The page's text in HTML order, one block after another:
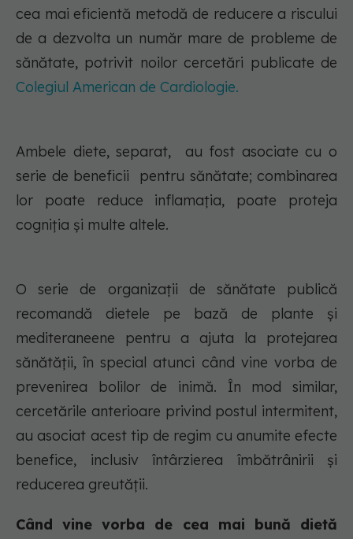
cea mai eficientă metodă de reducere a riscului
de a dezvolta un număr mare de probleme de
sănătate, potrivit noilor cercetări publicate de
Colegiul American de Cardiologie.
Ambele diete, separat, au fost asociate cu o
serie de beneficii pentru sănătate; combinarea
lor poate reduce inflamația, poate proteja
cogniția și multe altele.
O serie de organizații de sănătate publică
recomandă dietele pe bază de plante și
mediteraneene pentru a ajuta la protejarea
sănătății, în special atunci când vine vorba de
prevenirea bolilor de inimă. În mod similar,
cercetările anterioare privind postul intermitent,
au asociat acest tip de regim cu anumite efecte
benefice, inclusiv întârzierea îmbătrânirii și
reducerea greutății.
Când vine vorba de cea mai bună dietă